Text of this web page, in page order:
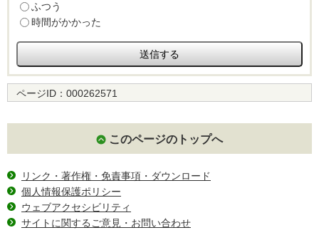
ふつう
時間がかかった
ページID： 000262571
このページのトップへ
リンク・著作権・免責事項・ダウンロード
個人情報保護ポリシー
ウェブアクセシビリティ
サイトに関するご意見・お問い合わせ